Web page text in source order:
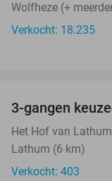
Wolfheze (+
Verkocht: 18.235
3-gangen
Het Hof van Lathum
Lathum (6 km)
Verkocht: 403